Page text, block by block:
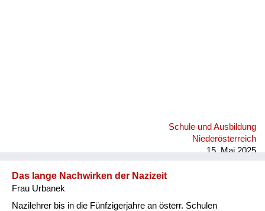
Schule und Ausbildung
Niederösterreich
15. Mai 2025
Das lange Nachwirken der Nazizeit
Frau Urbanek
Nazilehrer bis in die Fünfzigerjahre an österr. Schulen